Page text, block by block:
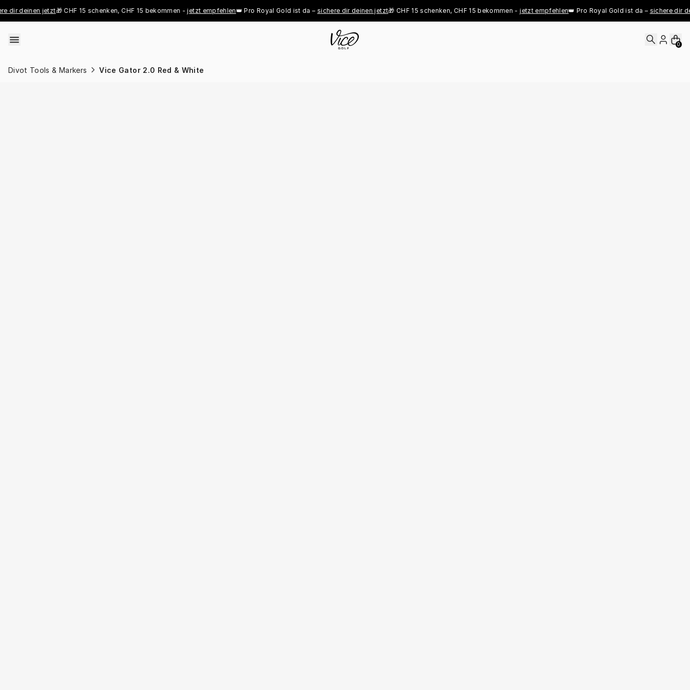
deinen jetzt🎁 CHF 15 schenken, CHF 15 bekommen - jetzt empfehlen👑 Pro Royal Gold ist da – sichere dir deinen jetzt🎁 CHF 15 schenken, CHF 15 bekommen - jetzt empfehlen👑 Pro Royal Gold ist da – sichere dir
0
Divot Tools & Markers Vice Gator 2.0 Red & White